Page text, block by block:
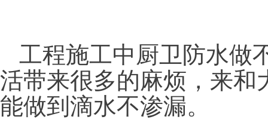
工程施工中厨卫防水做
活带来很多的麻烦，来
能做到滴水不渗漏。